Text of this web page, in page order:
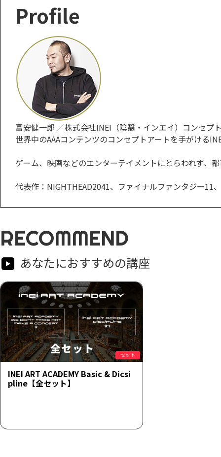
Profile
富安健一郎 ／株式会社INEI（陰翳・インエイ）コンセプ
世界中のAAAコンテンツのコンセプトアートを手がける
ゲーム、映画などのエンターテイメントにとらわれず、
代表作：NIGHTHEAD2041、ファイナルファンタジー11
RECOMMEND
あなたにおすすめの講座
セット
INEI ART ACADEMY Basic & Dicsi
pline【全セット】